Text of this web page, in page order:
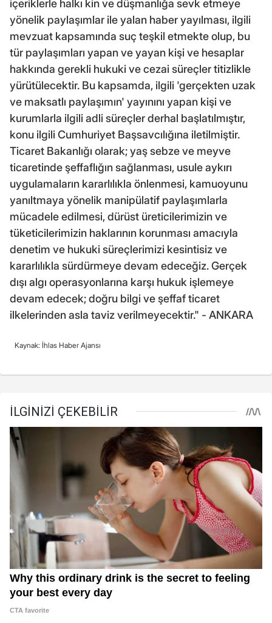
içeriklerle halkı kin ve düşmanlığa sevk etmeye
yönelik paylaşımlar ile yalan haber yayılması, ilgili
mevzuat kapsamında suç teşkil etmekte olup, bu
tür paylaşımları yapan ve yayan kişi ve hesaplar
hakkında gerekli hukuki ve cezai süreçler titizlikle
yürütülecektir. Bu kapsamda, ilgili 'gerçekten uzak
ve maksatlı paylaşımın' yayınını yapan kişi ve
kurumlarla ilgili adli süreçler derhal başlatılmıştır,
konu ilgili Cumhuriyet Başsavcılığına iletilmiştir.
Ticaret Bakanlığı olarak; yaş sebze ve meyve
ticaretinde şeffaflığın sağlanması, usule aykırı
uygulamaların kararlılıkla önlenmesi, kamuoyunu
yanıltmaya yönelik manipülatif paylaşımlarla
mücadele edilmesi, dürüst üreticilerimizin ve
tüketicilerimizin haklarının korunması amacıyla
denetim ve hukuki süreçlerimizi kesintisiz ve
kararlılıkla sürdürmeye devam edeceğiz. Gerçek
dışı algı operasyonlarına karşı hukuk işlemeye
devam edecek; doğru bilgi ve şeffaf ticaret
ilkelerinden asla taviz verilmeyecektir." - ANKARA
Kaynak: İhlas Haber Ajansı